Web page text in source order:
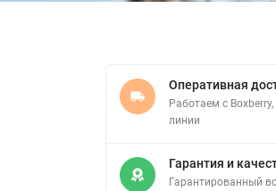
Оперативная
Работаем с
линии
Гарантия и
Гарантированный